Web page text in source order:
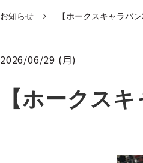
お知らせ 【ホークスキャラバ
2026/06/29 (月)
【ホークス